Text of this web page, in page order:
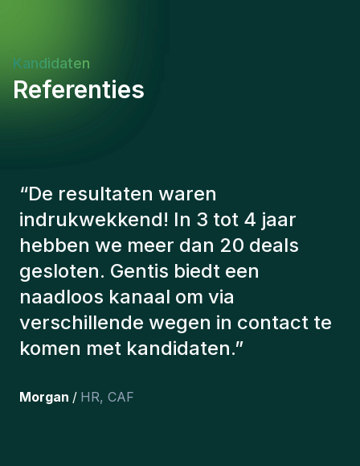
developmentRole Impact & Success:This position
offers the opportunity to make a meaningful
Kandidaten
Referenties
“De consultants van Gentis
hebben altijd rekening gehouden
met een aantal factoren om ons de
juiste kandidaten voor te stellen.
De kandidaten die we hebben
aangeworven, werken nog steeds
bij ons en persoonlijk ben ik erg
team hebben opgenomen.